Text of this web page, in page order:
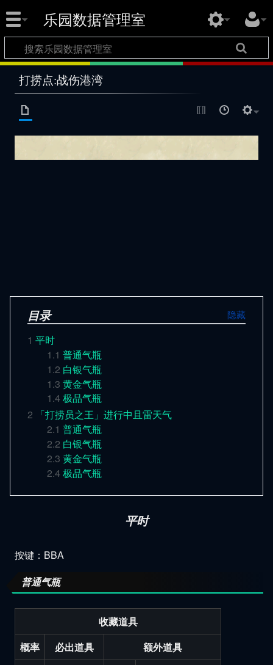
乐园数据管理室
打捞点:战伤港湾
目录
1 平时
1.1 普通气瓶
1.2 白银气瓶
1.3 黄金气瓶
1.4极品气瓶
2
「打捞员之王」进行中且雷天气
2.1 普通气瓶
2.2 白银气瓶
2.3 黄金气瓶
2.4极品气瓶
平时
按键：BBA
普通气瓶
收藏道具
概率
必出道具 额外道具